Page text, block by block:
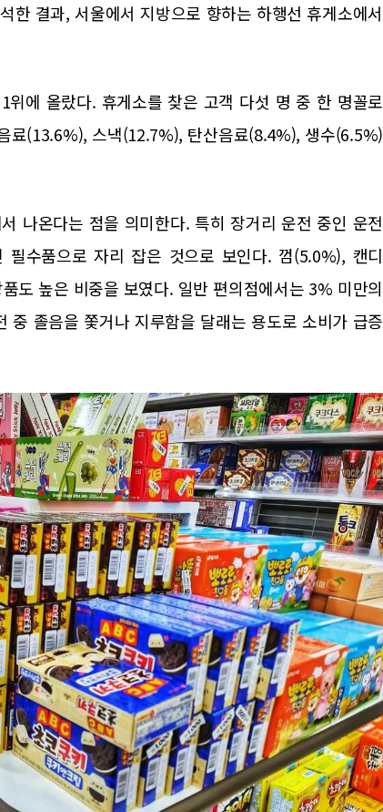
한 결과, 서울에서 지방으로 향하는 하행선 휴게소에서
에 올랐다. 휴게소를 찾은 고객 다섯 명 중 한 명꼴로
료(13.6%), 스낵(12.7%), 탄산음료(8.4%), 생수(6.5%)
나온다는 점을 의미한다. 특히 장거리 운전 중인 운전
수품으로 자리 잡은 것으로 보인다. 껌(5.0%), 캔디
도 높은 비중을 보였다. 일반 편의점에서는 3% 미만의
중 졸음을 쫓거나 지루함을 달래는 용도로 소비가 급증